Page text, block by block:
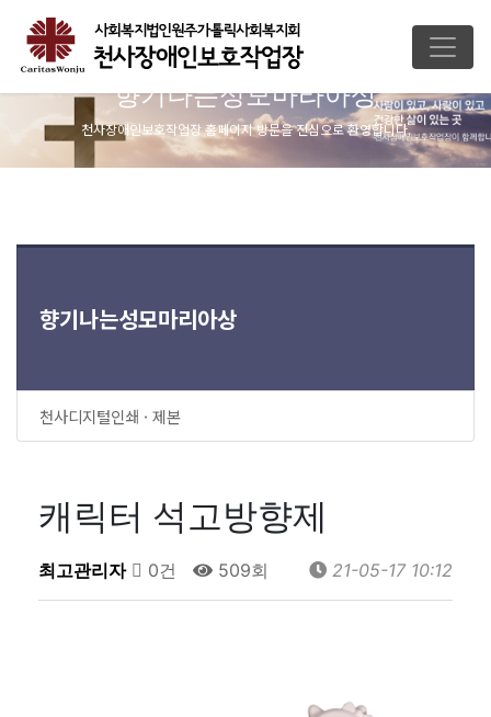
향기나는성모마라아상
천사장애인보호작업장 홈페이지 방문을 진심으로 환영합니다.
향기나는성모마리아상
천사디지털인쇄 · 제본
캐릭터 석고방향제
최고관리자 0건 509회 21-05-17 10:12